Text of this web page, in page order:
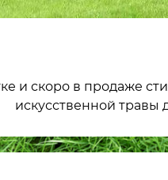
и скоро в продаже
искусственной травы